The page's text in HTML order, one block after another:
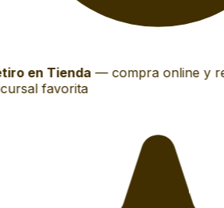
en Tienda—compra online y
favorita